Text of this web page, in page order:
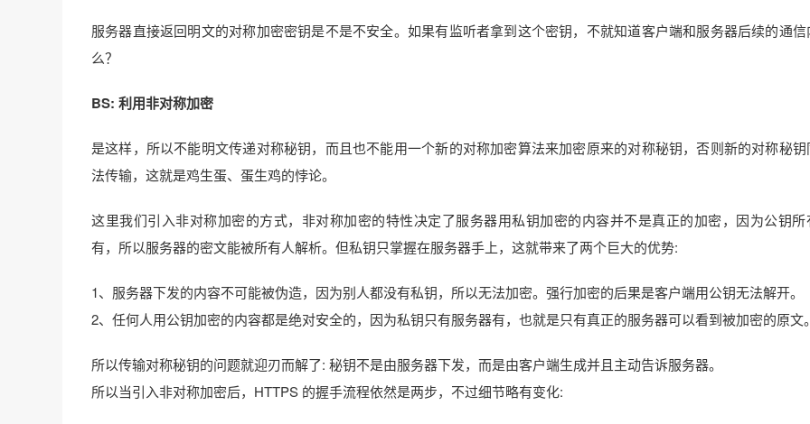
服务器直接返回明文的对称加密密钥是不是不安全。如果有监听者拿到这个密钥，不就知道客户端和服务器后续的通
么？
BS: 利用非对称加密
是这样，所以不能明文传递对称秘钥，而且也不能用一个新的对称加密算法来加密原来的对称秘钥，否则新的对称秘
法传输，这就是鸡生蛋、蛋生鸡的悖论。
这里我们引入非对称加密的方式，非对称加密的特性决定了服务器用私钥加密的内容并不是真正的加密，因为公钥所
有，所以服务器的密文能被所有人解析。但私钥只掌握在服务器手上，这就带来了两个巨大的优势:
1、服务器下发的内容不可能被伪造，因为别人都没有私钥，所以无法加密。强行加密的后果是客户端用公钥无法解开。
2、任何人用公钥加密的内容都是绝对安全的，因为私钥只有服务器有，也就是只有真正的服务器可以看到被加密的原文
所以传输对称秘钥的问题就迎刃而解了: 秘钥不是由服务器下发，而是由客户端生成并且主动告诉服务器。
所以当引入非对称加密后，HTTPS 的握手流程依然是两步，不过细节略有变化: